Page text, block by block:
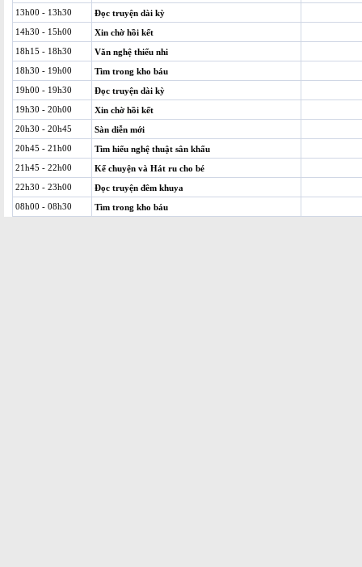
13h00 - 13h30
Đọc truyện dài kỳ
14h30 - 15h00
Xin chờ hồi kết
18h15 - 18h30
Văn nghệ thiếu nhi
18h30 - 19h00
Tìm trong kho báu
19h00 - 19h30
Đọc truyện dài kỳ
19h30 - 20h00
Xin chờ hồi kết
20h30 - 20h45
Sàn diễn mới
20h45 - 21h00
Tìm hiểu nghệ thuật sân khấu
21h45 - 22h00
Kể chuyện và Hát ru cho bé
22h30 - 23h00
Đọc truyện đêm khuya
08h00 - 08h30
Tìm trong kho báu